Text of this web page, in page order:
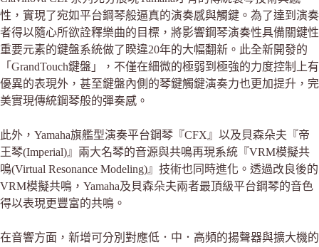
性，實現了宛如平台鋼琴般逼真的演奏感與觸鍵。為了達到演奏
者得以隨心所欲詮釋樂曲的目標，將影響鋼琴演奏性具備關鍵性
重要元素的鍵盤系統做了睽違20年的大幅翻新。此全新開發的
「GrandTouch鍵盤」，不僅在細微的極弱到極強的力度控制上有
優異的表現外，甚至鍵盤內側的琴鍵觸鍵演奏力也更加提升，完
美實現傳統鋼琴般的彈奏感。
此外，Yamaha旗艦型演奏平台鋼琴『CFX』以及貝森朵夫『帝
王琴(Imperial)』兩大名琴的音源與共鳴再現系統『VRM模擬共
鳴(Virtual Resonance Modeling)』技術也同時進化。透過改良後的
VRM模擬共鳴，Yamaha及貝森朵夫兩者最頂級平台鋼琴的音色
得以表現更豐富的共鳴。
在音響方面，新增可分別對應低．中．高頻的揚聲器與擴大機的